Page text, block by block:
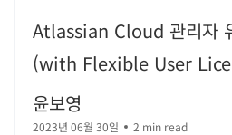
Atlassian Cloud 관리자
(with Flexible User
윤보영
2023년 06월 30일 2 min read